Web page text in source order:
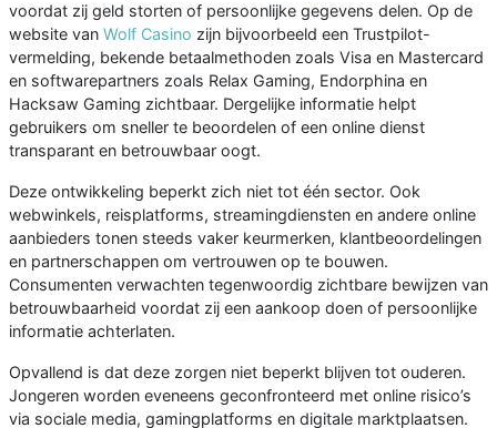
voordat zij geld storten of persoonlijke gegevens delen. Op de
website van Wolf Casino zijn bijvoorbeeld een Trustpilot-
vermelding, bekende betaalmethoden zoals Visa en Mastercard
en softwarepartners zoals Relax Gaming, Endorphina en
Hacksaw Gaming zichtbaar. Dergelijke informatie helpt
gebruikers om sneller te beoordelen of een online dienst
transparant en betrouwbaar oogt.
Deze ontwikkeling beperkt zich niet tot één sector. Ook
webwinkels, reisplatforms, streamingdiensten en andere online
aanbieders tonen steeds vaker keurmerken, klantbeoordelingen
en partnerschappen om vertrouwen op te bouwen.
Consumenten verwachten tegenwoordig zichtbare bewijzen van
betrouwbaarheid voordat zij een aankoop doen of persoonlijke
informatie achterlaten.
Opvallend is dat deze zorgen niet beperkt blijven tot ouderen.
Jongeren worden eveneens geconfronteerd met online risico’s
via sociale media, gamingplatforms en digitale marktplaatsen.